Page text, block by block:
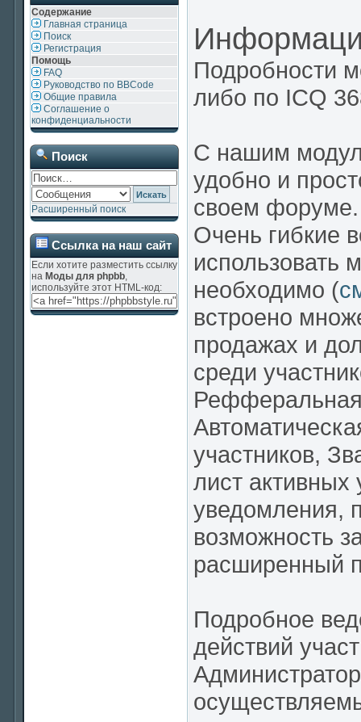
Содержание
Главная страница
Поиск
Регистрация
Помощь
FAQ
Руководство по BBCode
Общие правила
Соглашение о
конфиденциальности
Поиск
Расширенный поиск
Ссылка на наш сайт
Если хотите разместить ссылку
на Моды для phpbb,
используйте этот HTML-код:
Подробности
либо по ICQ
С нашим
удобно и
своем форуме.
Очень гибкие
использовать
необходимо (
встроено
продажах и
среди
участников,
лист активных
уведомления,
возможность
расширенный
Подробное
действий